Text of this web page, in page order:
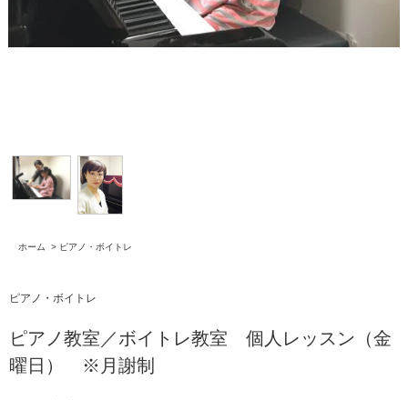
ホーム > ピアノ・ボイトレ
ピアノ・ボイトレ
ピアノ教室／ボイトレ教室 個人レッスン（金
曜日） ※月謝制